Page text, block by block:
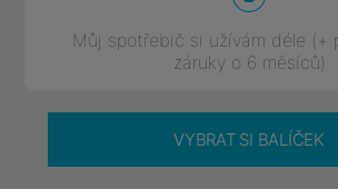
Můj spotřebič si užívám déle (+
záruky o 6 měsíců)
VYBRAT SI BALÍČEK